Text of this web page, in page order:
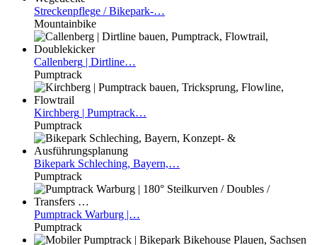
Streckenpflege / Bikepark-…
Mountainbike
Callenberg | Dirtline…
Pumptrack
Kirchberg | Pumptrack…
Pumptrack
Bikepark Schleching, Bayern,…
Pumptrack
Pumptrack Warburg |…
Pumptrack